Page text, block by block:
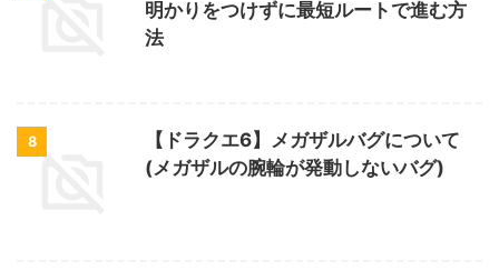
明かりをつけずに最短ルートで進む方
法
8
【ドラクエ6】メガザルバグについて
(メガザルの腕輪が発動しないバグ)